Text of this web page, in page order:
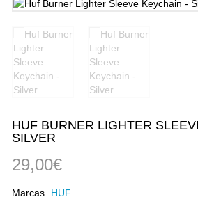
HUF BURNER LIGHTER
SILVER
29,00€
Marcas
HUF